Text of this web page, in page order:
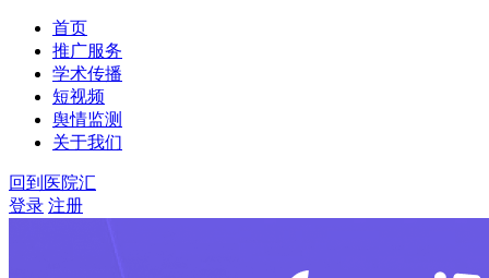
首页
推广服务
学术传播
短视频
舆情监测
关于我们
回到医院汇
登录 注册